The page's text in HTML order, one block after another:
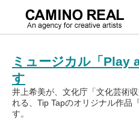
月別: 2020年12月
ミュージカル「Play
す
井上希美が、文化庁「文化芸術
れる、Tip Tapのオリジナル作品
す。